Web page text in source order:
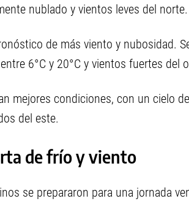
nublado y vientos leves del norte.
de más viento y nubosidad.
6°C y 20°C y vientos fuertes del
mejores condiciones, con un cielo
del este.
de frío y viento
se prepararon para una jornada